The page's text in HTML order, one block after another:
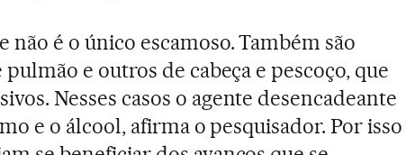
não é o único escamoso. Também são
e outros de cabeça e pescoço, que
Nesses casos o agente desencadeante
e o álcool, afirma o pesquisador. Por isso